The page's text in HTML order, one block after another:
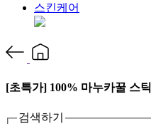
스킨케어
[초특가] 100% 마누카꿀 스틱
검색하기